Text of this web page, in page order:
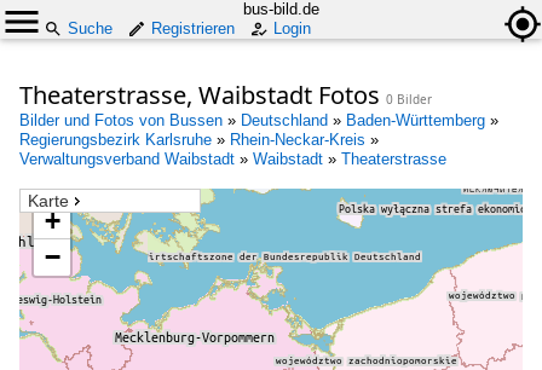
bus-bild.de
Suche
Registrieren Login
Theaterstrasse, Waibstadt Fotos 0 Bilder
Bilder und Fotos von Bussen » Deutschland » Baden-Württemberg »
Regierungsbezirk Karlsruhe » Rhein-Neckar-Kreis »
Verwaltungsverband Waibstadt » Waibstadt » Theaterstrasse
Karte
+
−